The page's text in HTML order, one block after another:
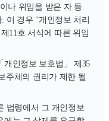
나 위임을 받은 자 등
이 경우 "개인정보 처리
11호 서식에 따른 위임
개인정보 보호법」 제35
주체의 권리가 제한 될
법령에서 그 개인정보